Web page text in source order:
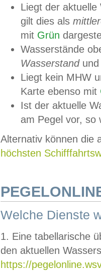
Liegt der
gilt dies als
mit Grün
Wasserstände
Wasserstandund
Liegt kein MHW
Karte ebenso mit
Ist der aktuelle
am Pegel vor,
Alternativ können die
höchsten
Welche Dienste
1. Eine tabellarische
den aktuellen
https://